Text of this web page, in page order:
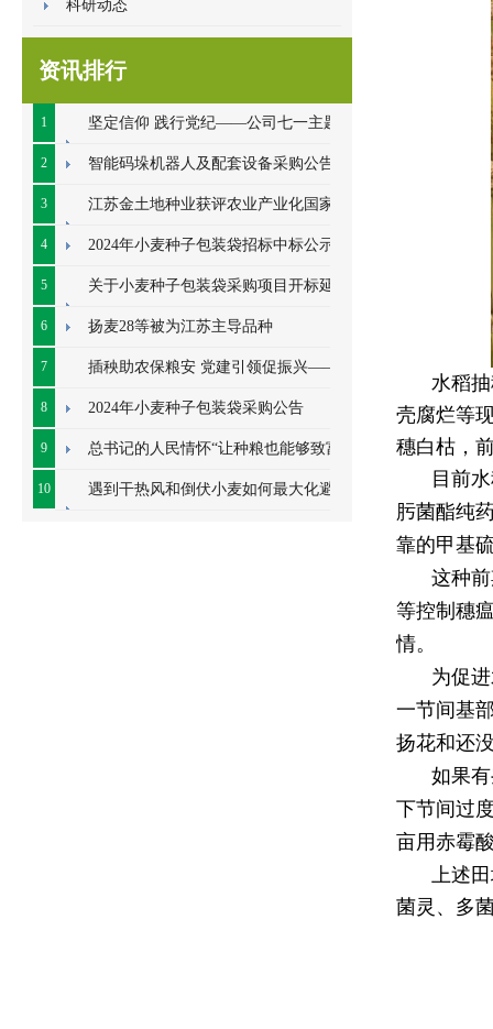
科研动态
资讯排行
1 坚定信仰 践行党纪——公司七一主题党
日系列活动顺利开展
2 智能码垛机器人及配套设备采购公告
3 江苏金土地种业获评农业产业化国家重
点龙头企业
4 2024年小麦种子包装袋招标中标公示
5 关于小麦种子包装袋采购项目开标延期
的公告
6 扬麦28等被为江苏主导品种
7 插秧助农保粮安 党建引领促振兴——七
里甸社区党总支、公司党支部联合开展插秧助
农耕
8 2024年小麦种子包装袋采购公告
9 总书记的人民情怀“让种粮也能够致富”
10 遇到干热风和倒伏小麦如何最大化避免
水稻
壳腐烂等
穗白枯，
目前
肟菌酯纯
靠的甲基
这种
等控制穗
情。
为促
一节间基
扬花和还
如果
下节间过
亩用赤霉
上述
菌灵、多